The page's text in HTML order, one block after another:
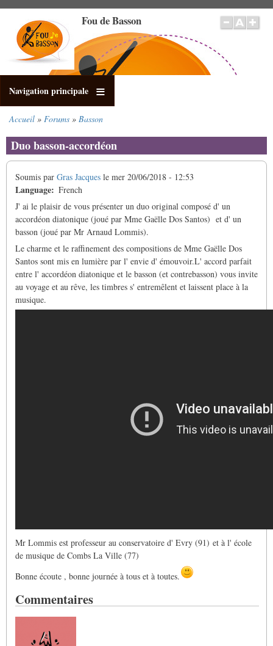
contenu
principal
Fou de Basson
Navigation principale
d'Ariane
Accueil Forums Basson
Duo basson-accordéon
Soumis par Gras Jacques le mer 20/06/2018 - 12:53
Language
French
J' ai le plaisir de vous présenter un duo original composé d' un
accordéon diatonique (joué par Mme Gaëlle Dos Santos) et d' un
basson (joué par Mr Arnaud Lommis).
Le charme et le raffinement des compositions de Mme Gaëlle Dos
Santos sont mis en lumière par l' envie d' émouvoir.L' accord parfait
entre l' accordéon diatonique et le basson (et contrebasson) vous invite
au voyage et au rêve, les timbres s' entremêlent et laissent place à la
musique.
Mr Lommis est professeur au conservatoire d' Evry (91) et à l' école
de musique de Combs La Ville (77)
Bonne écoute , bonne journée à tous et à toutes.
Commentaires